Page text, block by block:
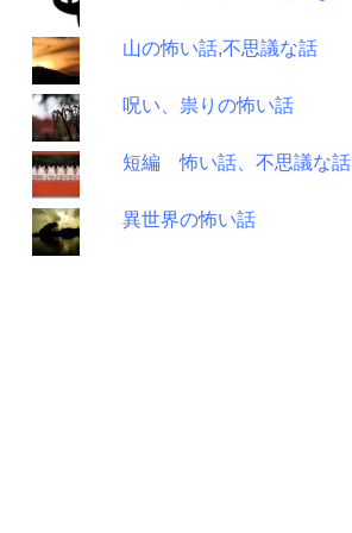
山の怖い話,不思議な話
呪い、祟りの怖い話
短編 怖い話、不思議な話
異世界の怖い話